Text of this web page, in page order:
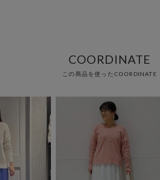
COORDINATE
この商品を使ったCOORDINATE